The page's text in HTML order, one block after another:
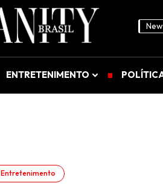
ENTRETENIMENTO
Entretenimento